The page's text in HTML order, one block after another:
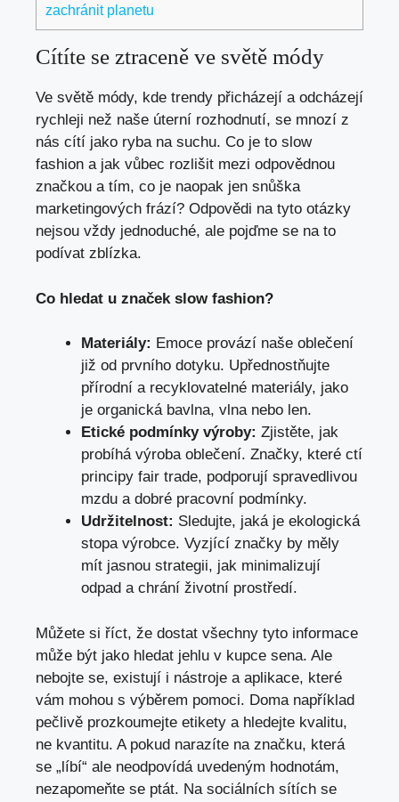
zachránit planetu
Cítíte se ztraceně ve světě módy
Ve světě módy, kde trendy přicházejí a odcházejí
rychleji než naše úterní rozhodnutí, se mnozí z
nás cítí jako ryba na suchu. Co je to slow
fashion a jak vůbec rozlišit mezi odpovědnou
značkou a tím, co je naopak jen snůška
marketingových frází? Odpovědi na tyto otázky
nejsou vždy jednoduché, ale pojďme se na to
podívat zblízka.
Co hledat u značek slow fashion?
Materiály: Emoce provází naše oblečení
již od prvního dotyku. Upřednostňujte
přírodní a recyklovatelné materiály, jako
je organická bavlna, vlna nebo len.
Etické podmínky výroby: Zjistěte, jak
probíhá výroba oblečení. Značky, které ctí
principy fair trade, podporují spravedlivou
mzdu a dobré pracovní podmínky.
Udržitelnost: Sledujte, jaká je ekologická
stopa výrobce. Vyzjící značky by měly
mít jasnou strategii, jak minimalizují
odpad a chrání životní prostředí.
Můžete si říct, že dostat všechny tyto informace
může být jako hledat jehlu v kupce sena. Ale
nebojte se, existují i nástroje a aplikace, které
vám mohou s výběrem pomoci. Doma například
pečlivě prozkoumejte etikety a hledejte kvalitu,
ne kvantitu. A pokud narazíte na značku, která
se „líbí“ ale neodpovídá uvedeným hodnotám,
nezapomeňte se ptát. Na sociálních sítích se